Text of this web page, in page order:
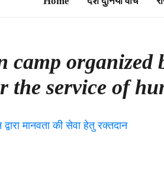
camp
the service of